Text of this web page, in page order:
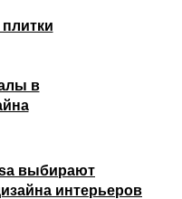
выбирают
интерьеров